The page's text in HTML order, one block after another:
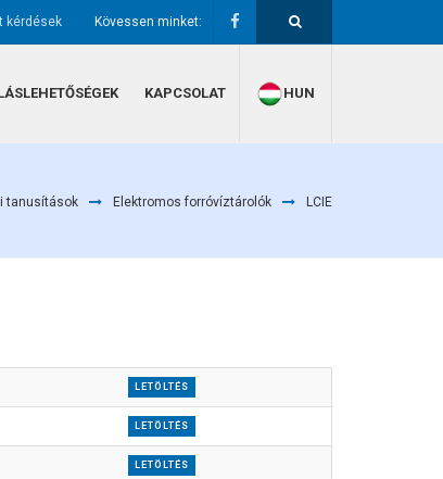
Kövessen minket:
kérdések
KAPCSOLAT HUN
tanusítások Elektromos forróvíztárolók LCIE
LETÖLTÉS
LETÖLTÉS
LETÖLTÉS